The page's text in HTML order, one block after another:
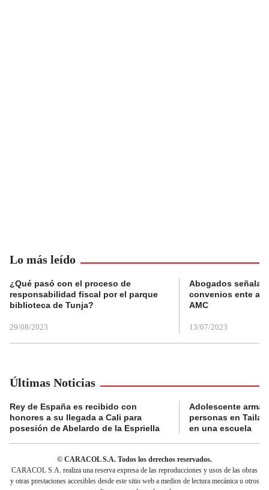
Lo más leído
¿Qué pasó con el proceso de
responsabilidad fiscal por el parque
biblioteca de Tunja?
29/08/2023
Abogados
convenios ente
AMC
13/07/2023
Últimas Noticias
Rey de España es recibido con
honores a su llegada a Cali para
posesión de Abelardo de la Espriella
Adolescente
personas en
en una escuela
© CARACOL S.A. Todos los derechos reservados.
CARACOL S.A. realiza una reserva expresa de las reproducciones y usos de las obras
y otras prestaciones accesibles desde este sitio web a medios de lectura mecánica u otros